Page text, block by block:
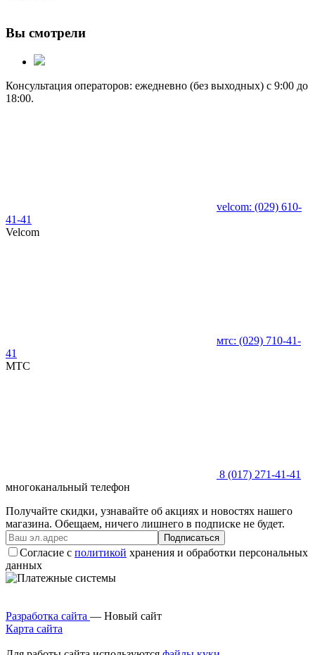
Вы смотрели
Консультация операторов: ежедневно (без выходных) с 9:00 до
18:00.
velcom: (029) 610-
41-41
Velcom
мтс: (029) 710-41-
41
MTC
8 (017) 271-41-41
многоканальный телефон
Получайте скидки, узнавайте об акциях и новостях нашего
магазина. Обещаем, ничего лишнего в подписке не будет.
Подписаться
Согласие с политикой хранения и обработки персональных
данных
Разработка сайта — Новый сайт
Карта сайта